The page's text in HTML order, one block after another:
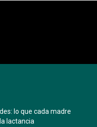
lo que cada madre
lactancia